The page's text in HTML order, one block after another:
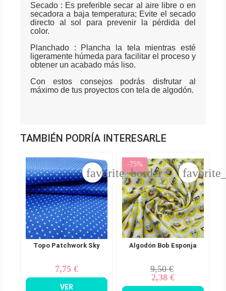
Secado : Es preferible secar al aire libre o en
secadora a baja temperatura; Evite el secado
directo al sol para prevenir la pérdida del
color.
Planchado : Plancha la tela mientras esté
ligeramente húmeda para facilitar el proceso y
obtener un acabado más liso.
Con estos consejos podrás disfrutar al
máximo de tus proyectos con tela de algodón.
TAMBIÉN PODRÍA INTERESARLE
Topo Patchwork Sky
Precio
7,75 €
VER
favorite_border
Algodón Bob Esponja
Precio
base
9,50 €
Precio
2,38 €
-75%